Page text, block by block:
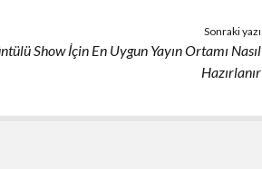
Sonraki yazı
Show İçin En Uygun Yayın Ortamı Nasıl
Hazırlanır